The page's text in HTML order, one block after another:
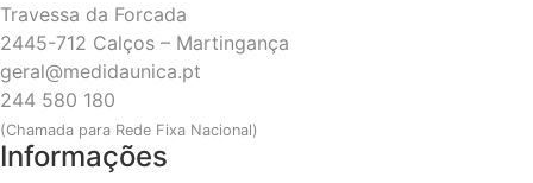
Travessa da Forcada
2445-712 Calços – Martingança
geral@medidaunica.pt
244 580 180
(Chamada para Rede Fixa Nacional)
Informações